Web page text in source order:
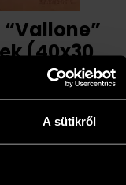
A sütikről
“Vallone”
(40x30